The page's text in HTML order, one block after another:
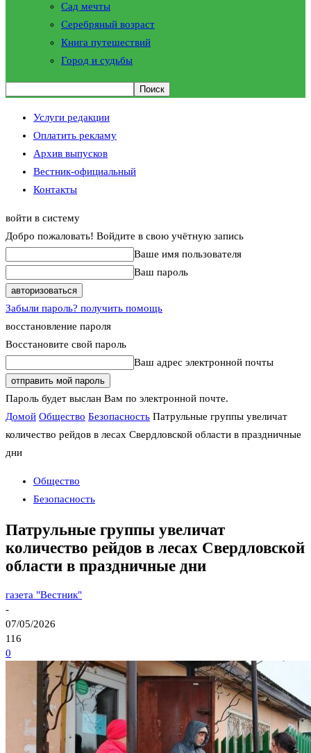
Сад мечты
Серебряный возраст
Книга путешествий
Город и судьбы
Услуги редакции
Оплатить рекламу
Архив выпусков
Вестник-официальный
Контакты
войти в систему
Добро пожаловать! Войдите в свою учётную запись
Ваше имя пользователя
Ваш пароль
Забыли пароль? получить помощь
восстановление пароля
Восстановите свой пароль
Ваш адрес электронной почты
Пароль будет выслан Вам по электронной почте.
Домой Общество Безопасность Патрульные группы увеличат
количество рейдов в лесах Свердловской области в праздничные
дни
Общество
Безопасность
Патрульные группы увеличат
количество рейдов в лесах Свердловской
области в праздничные дни
газета "Вестник"
-
07/05/2026
116
0